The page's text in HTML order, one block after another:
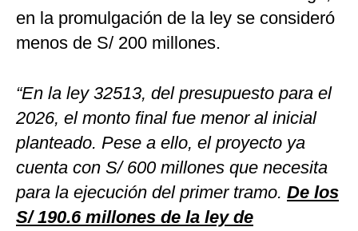
en la promulgación de la ley se consideró
menos de S/ 200 millones.
“En la ley 32513, del presupuesto para el
2026, el monto final fue menor al inicial
planteado. Pese a ello, el proyecto ya
cuenta con S/ 600 millones que necesita
para la ejecución del primer tramo. De los
S/ 190.6 millones de la ley de